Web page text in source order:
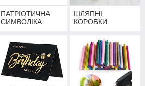
ПАТРІОТИЧНА
СИМВОЛІКА
ШЛЯПНІ
КОРОБКИ